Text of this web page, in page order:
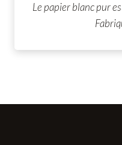
Le papier blanc pur